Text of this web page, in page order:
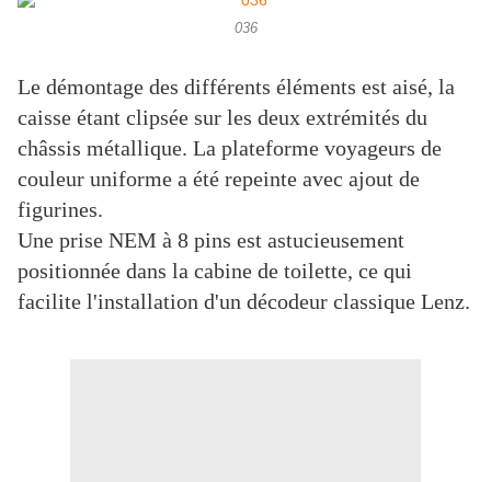
036
Le démontage des différents éléments est aisé, la
caisse étant clipsée sur les deux extrémités du
châssis métallique. La plateforme voyageurs de
couleur uniforme a été repeinte avec ajout de
figurines.
Une prise NEM à 8 pins est astucieusement
positionnée dans la cabine de toilette, ce qui
facilite l'installation d'un décodeur classique Lenz.